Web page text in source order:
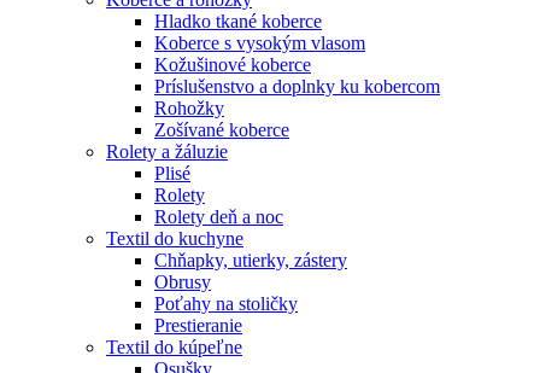
Hladko tkané koberce
Koberce s vysokým vlasom
Kožušinové koberce
Príslušenstvo a doplnky ku kobercom
Rohožky
Zošívané koberce
Rolety a žáluzie
Plisé
Rolety
Rolety deň a noc
Textil do kuchyne
Chňapky, utierky, zástery
Obrusy
Poťahy na stoličky
Prestieranie
Textil do kúpeľne
Osušky